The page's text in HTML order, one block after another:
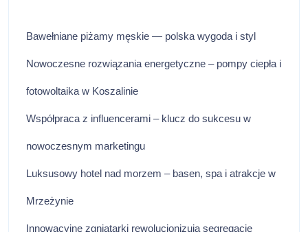
Bawełniane piżamy męskie — polska wygoda i styl
Nowoczesne rozwiązania energetyczne – pompy ciepła i
fotowoltaika w Koszalinie
Współpraca z influencerami – klucz do sukcesu w
nowoczesnym marketingu
Luksusowy hotel nad morzem – basen, spa i atrakcje w
Mrzeżynie
Innowacyjne zgniatarki rewolucjonizują segregację